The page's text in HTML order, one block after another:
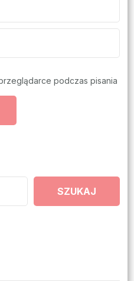
SZUKAJ